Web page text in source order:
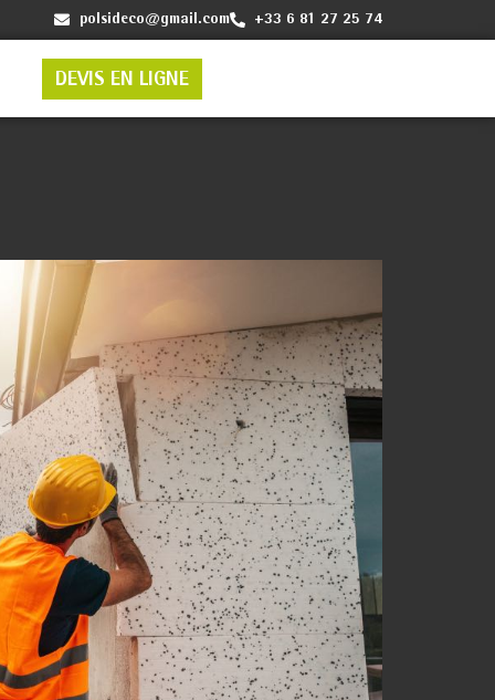
polsideco@gmail.com +33 6 81 27 25 74
DEVIS EN LIGNE